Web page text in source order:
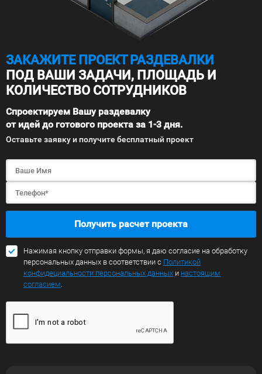
ЗАКАЖИТЕ ПРОЕКТ РАЗДЕВАЛКИ
ПОД ВАШИ ЗАДАЧИ, ПЛОЩАДЬ И
КОЛИЧЕСТВО СОТРУДНИКОВ
Спроектируем Вашу раздевалку
от идей до готового проекта за 1-3 дня.
Оставьте заявку и получите бесплатный проект
Получить расчет проекта
Нажимая кнопку отправки формы, я даю согласие на обработку
персональных данных в соответствии с Политикой
конфидециальности персональных данных и настоящим
согласием